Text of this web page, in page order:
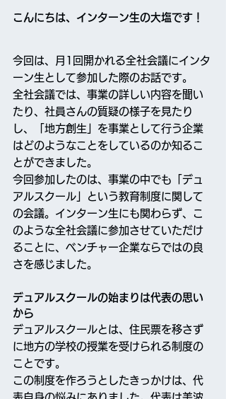
こんにちは、インターン生の大塩です！
今回は、月1回開かれる全社会議にインタ
ーン生として参加した際のお話です。
全社会議では、事業の詳しい内容を聞い
たり、社員さんの質疑の様子を見たり
し、「地方創生」を事業として行う企業
はどのようなことをしているのか知るこ
とができました。
今回参加したのは、事業の中でも「デュ
アルスクール」という教育制度に関して
の会議。インターン生にも関わらず、こ
のような全社会議に参加させていただけ
ることに、ベンチャー企業ならではの良
さを感じました。
デュアルスクールの始まりは代表の思い
から
デュアルスクールとは、住民票を移さず
に地方の学校の授業を受けられる制度の
ことです。
この制度を作ろうとしたきっかけは、代